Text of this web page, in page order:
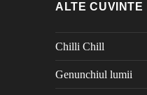
ALTE CUVINTE
Chilli Chill
Genunchiul lumii